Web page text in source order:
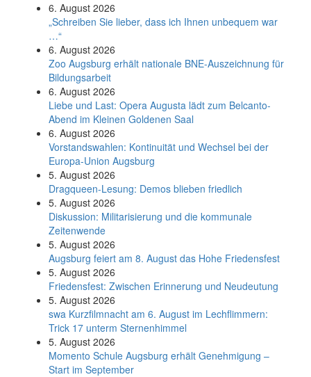
6. August 2026
„Schreiben Sie lieber, dass ich Ihnen unbequem war
…“
6. August 2026
Zoo Augsburg erhält nationale BNE-Auszeichnung für
Bildungsarbeit
6. August 2026
Liebe und Last: Opera Augusta lädt zum Belcanto-
Abend im Kleinen Goldenen Saal
6. August 2026
Vorstandswahlen: Kontinuität und Wechsel bei der
Europa-Union Augsburg
5. August 2026
Dragqueen-Lesung: Demos blieben friedlich
5. August 2026
Diskussion: Mi­li­ta­ri­sie­rung und die kommunale
Zeitenwende
5. August 2026
Augsburg feiert am 8. August das Hohe Friedensfest
5. August 2026
Friedensfest: Zwischen Erinnerung und Neudeutung
5. August 2026
swa Kurz­film­nacht am 6. August im Lech­flim­mern:
Trick 17 unterm Sternen­himmel
5. August 2026
Momento Schule Augsburg erhält Genehmigung –
Start im September